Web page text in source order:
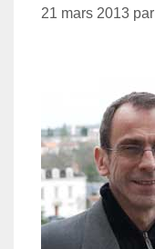
21 mars 2013 par